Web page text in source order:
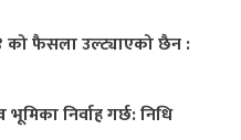
फैसला उल्ट्याएको छैन :
निर्वाह गर्छ: निधि